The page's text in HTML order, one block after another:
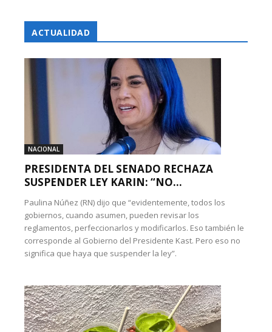
ACTUALIDAD
NACIONAL
PRESIDENTA DEL SENADO RECHAZA
SUSPENDER LEY KARIN: “NO...
Paulina Núñez (RN) dijo que “evidentemente, todos los
gobiernos, cuando asumen, pueden revisar los
reglamentos, perfeccionarlos y modificarlos. Eso también le
corresponde al Gobierno del Presidente Kast. Pero eso no
significa que haya que suspender la ley”.